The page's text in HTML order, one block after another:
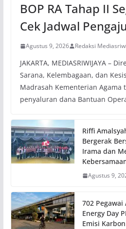
BOP RA Tahap II
Cek Jadwal
Agustus 9, 2026 Redaksi
JAKARTA, MEDIASRIWIJAYA –
Sarana, Kelembagaan, dan
Madrasah Kementerian Agama
penyaluran dana Bantuan
Riffi
Bergerak
Irama dan
Agustus 9,
702 Pegawai
Energy Day
Emisi